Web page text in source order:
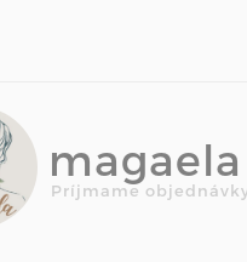
magaela
Príjmame